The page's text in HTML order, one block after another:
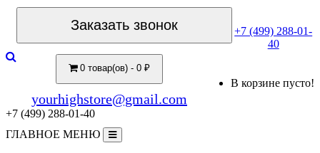
Заказать звонок
+7 (499) 288-01-
40
0 товар(ов) - 0 ₽
В корзине пусто!
yourhighstore@gmail.com
+7 (499) 288-01-40
ГЛАВНОЕ МЕНЮ